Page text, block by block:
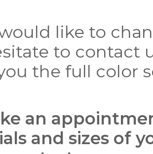
like to
to contact
the full color
an
and sizes of